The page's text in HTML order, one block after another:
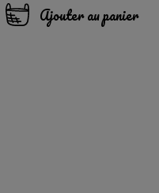
Ajouter au panier